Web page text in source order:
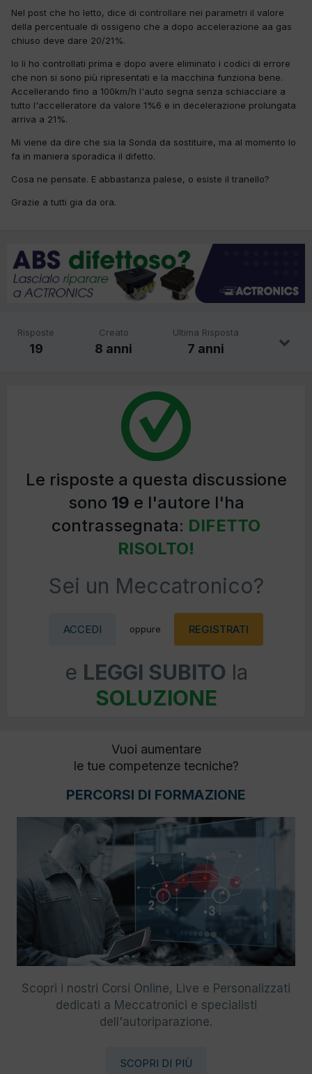
Nel post che ho letto, dice di controllare nei parametri il valore
della percentuale di ossigeno che a dopo accelerazione aa gas
chiuso deve dare 20/21%.
Io li ho controllati prima e dopo avere eliminato i codici di errore
che non si sono più ripresentati e la macchina funziona bene.
Accellerando fino a 100km/h l'auto segna senza schiacciare a
tutto l'accelleratore da valore 1%6 e in decelerazione prolungata
arriva a 21%.
Mi viene da dire che sia la Sonda da sostituire, ma al momento lo
fa in maniera sporadica il difetto.
Cosa ne pensate. E abbastanza palese, o esiste il tranello?
Grazie a tutti gia da ora.
Risposte
19
Creato
8 anni
Ultima Risposta
7 anni
Le risposte a questa discussione
sono 19 e l'autore l'ha
contrassegnata: DIFETTO
RISOLTO!
Sei un Meccatronico?
ACCEDI oppure REGISTRATI
e LEGGI SUBITO la
SOLUZIONE
Vuoi aumentare
le tue competenze tecniche?
PERCORSI DI FORMAZIONE
Scopri i nostri Corsi Online, Live e Personalizzati
dedicati a Meccatronici e specialisti
dell'autoriparazione.
SCOPRI DI PIÙ